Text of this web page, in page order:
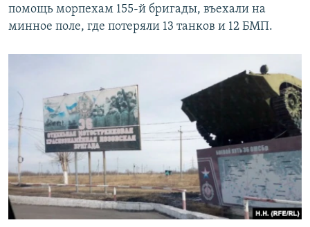
помощь морпехам 155-й бригады, въехали на
минное поле, где потеряли 13 танков и 12 БМП.